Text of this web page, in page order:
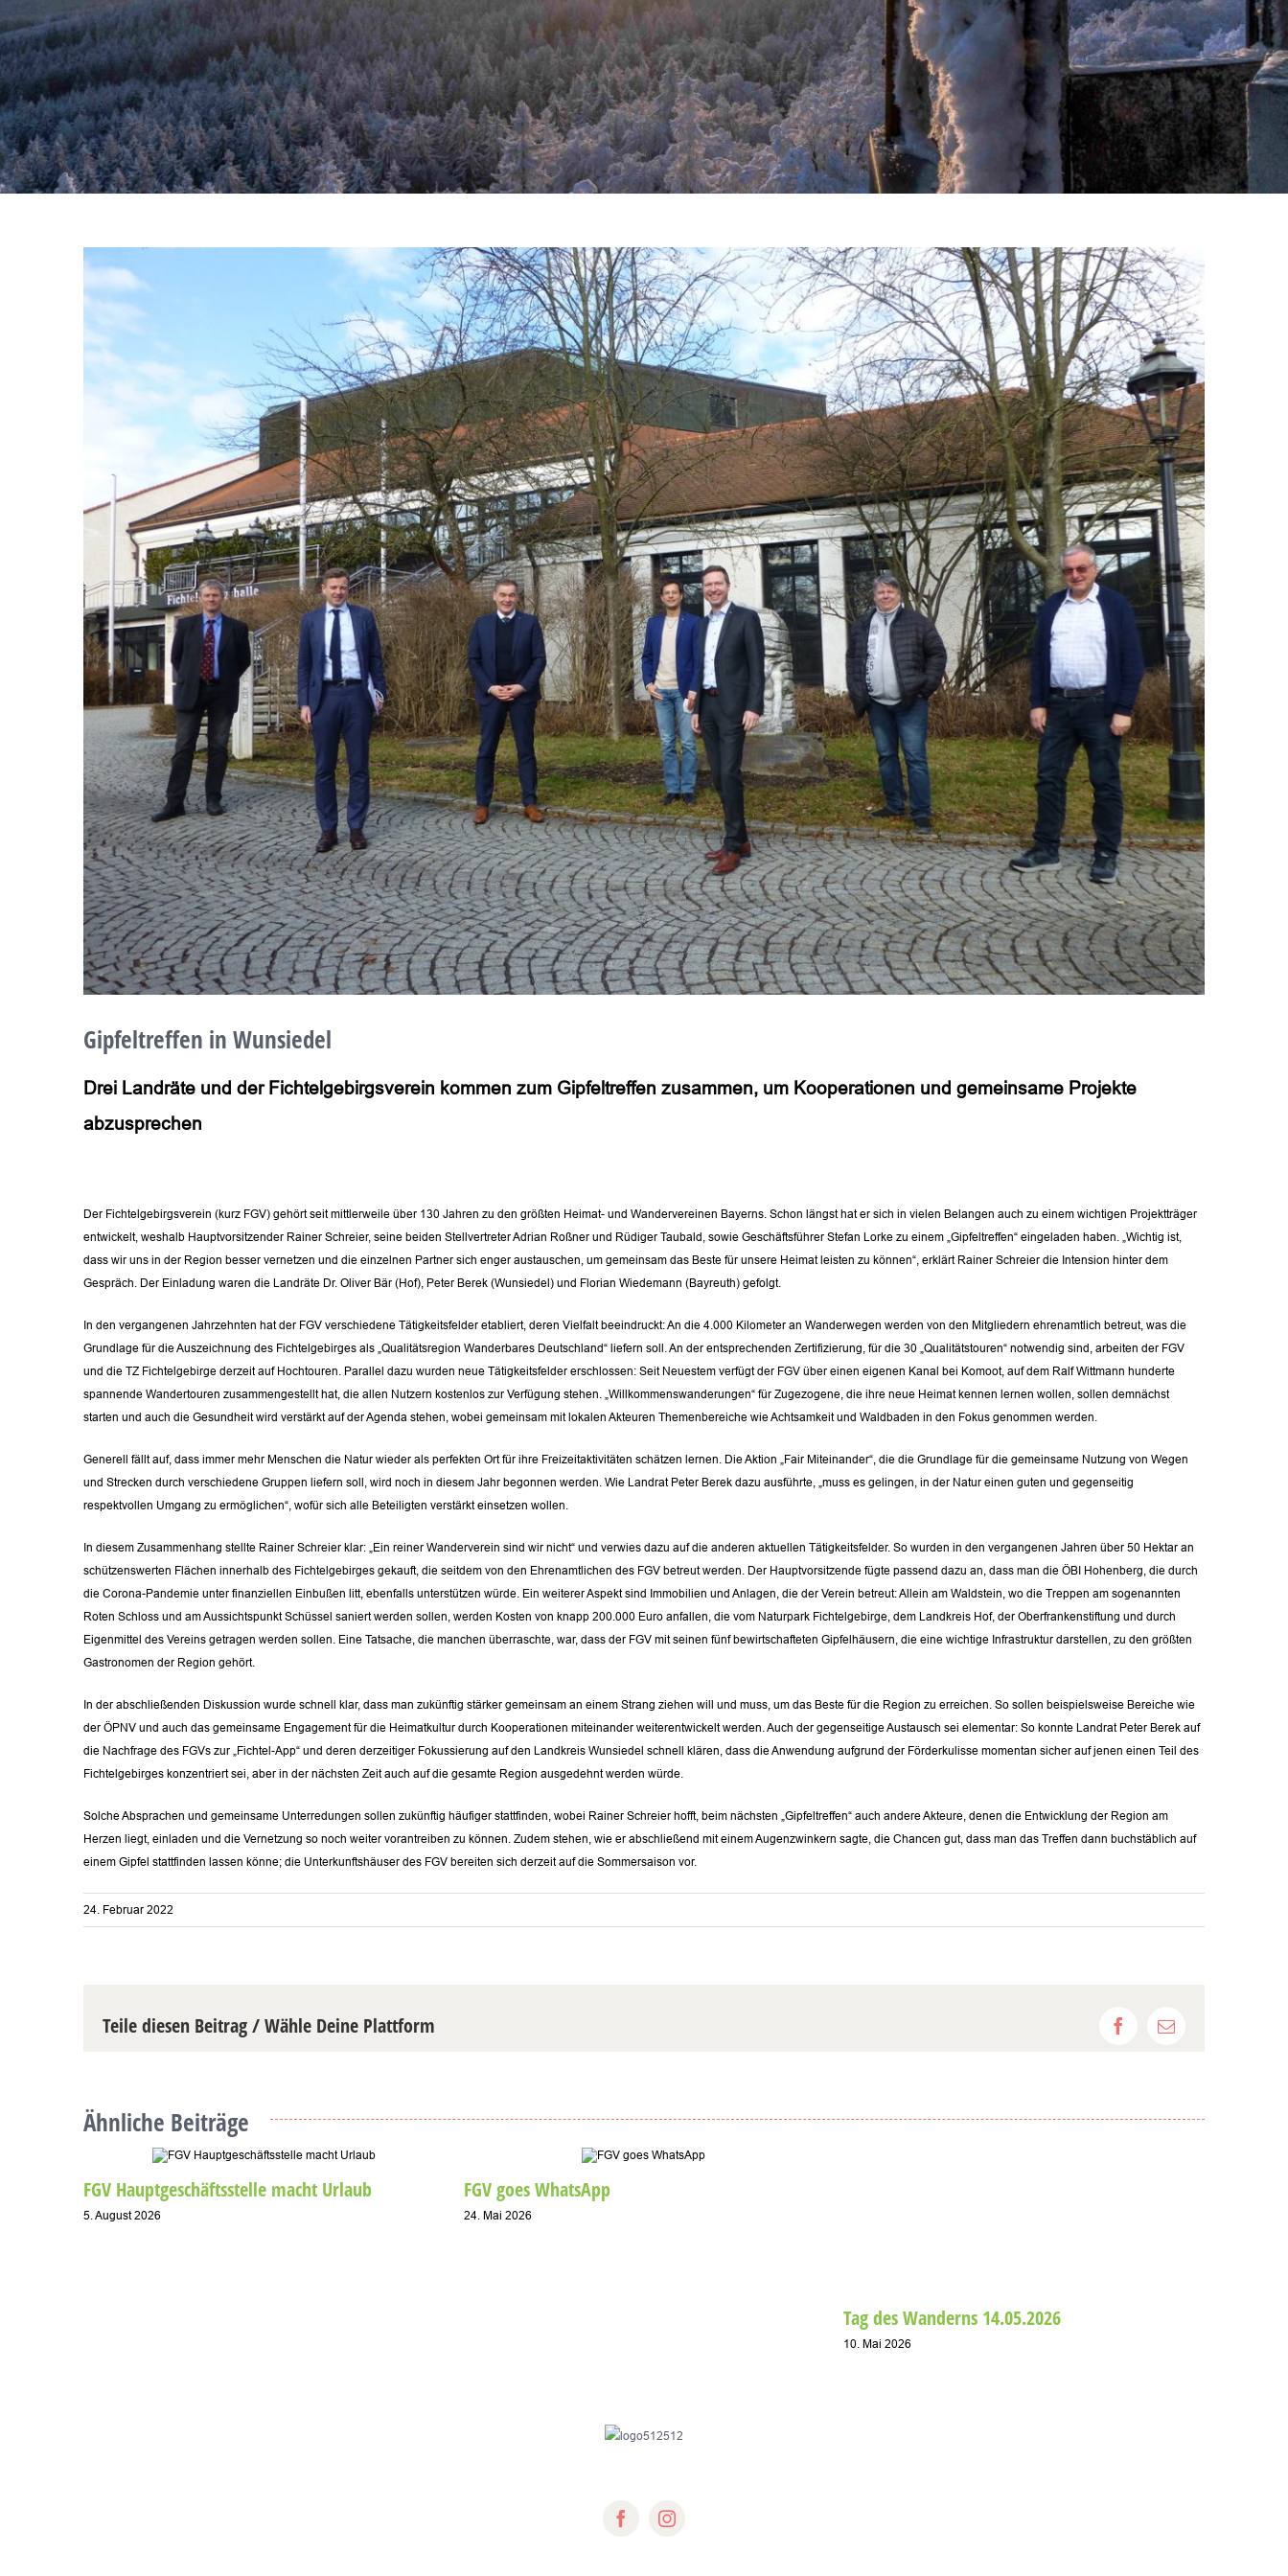
Zeige
Bild
Gipfeltreffen in Wunsiedel
Drei Landräte und der Fichtelgebirgsverein kommen zum Gipfeltreffen zusammen, um Kooperationen und gemeinsame Projekte
abzusprechen
Der Fichtelgebirgsverein (kurz FGV) gehört seit mittlerweile über 130 Jahren zu den größten Heimat- und Wandervereinen Bayerns. Schon längst hat er sich in vielen Belangen auch zu einem wichtigen Projektträger
entwickelt, weshalb Hauptvorsitzender Rainer Schreier, seine beiden Stellvertreter Adrian Roßner und Rüdiger Taubald, sowie Geschäftsführer Stefan Lorke zu einem „Gipfeltreffen“ eingeladen haben. „Wichtig ist,
dass wir uns in der Region besser vernetzen und die einzelnen Partner sich enger austauschen, um gemeinsam das Beste für unsere Heimat leisten zu können“, erklärt Rainer Schreier die Intension hinter dem
Gespräch. Der Einladung waren die Landräte Dr. Oliver Bär (Hof), Peter Berek (Wunsiedel) und Florian Wiedemann (Bayreuth) gefolgt.
In den vergangenen Jahrzehnten hat der FGV verschiedene Tätigkeitsfelder etabliert, deren Vielfalt beeindruckt: An die 4.000 Kilometer an Wanderwegen werden von den Mitgliedern ehrenamtlich betreut, was die
Grundlage für die Auszeichnung des Fichtelgebirges als „Qualitätsregion Wanderbares Deutschland“ liefern soll. An der entsprechenden Zertifizierung, für die 30 „Qualitätstouren“ notwendig sind, arbeiten der FGV
und die TZ Fichtelgebirge derzeit auf Hochtouren. Parallel dazu wurden neue Tätigkeitsfelder erschlossen: Seit Neuestem verfügt der FGV über einen eigenen Kanal bei Komoot, auf dem Ralf Wittmann hunderte
spannende Wandertouren zusammengestellt hat, die allen Nutzern kostenlos zur Verfügung stehen. „Willkommenswanderungen“ für Zugezogene, die ihre neue Heimat kennen lernen wollen, sollen demnächst
starten und auch die Gesundheit wird verstärkt auf der Agenda stehen, wobei gemeinsam mit lokalen Akteuren Themenbereiche wie Achtsamkeit und Waldbaden in den Fokus genommen werden.
Generell fällt auf, dass immer mehr Menschen die Natur wieder als perfekten Ort für ihre Freizeitaktivitäten schätzen lernen. Die Aktion „Fair Miteinander“, die die Grundlage für die gemeinsame Nutzung von Wegen
und Strecken durch verschiedene Gruppen liefern soll, wird noch in diesem Jahr begonnen werden. Wie Landrat Peter Berek dazu ausführte, „muss es gelingen, in der Natur einen guten und gegenseitig
respektvollen Umgang zu ermöglichen“, wofür sich alle Beteiligten verstärkt einsetzen wollen.
In diesem Zusammenhang stellte Rainer Schreier klar: „Ein reiner Wanderverein sind wir nicht“ und verwies dazu auf die anderen aktuellen Tätigkeitsfelder. So wurden in den vergangenen Jahren über 50 Hektar an
schützenswerten Flächen innerhalb des Fichtelgebirges gekauft, die seitdem von den Ehrenamtlichen des FGV betreut werden. Der Hauptvorsitzende fügte passend dazu an, dass man die ÖBI Hohenberg, die durch
die Corona-Pandemie unter finanziellen Einbußen litt, ebenfalls unterstützen würde. Ein weiterer Aspekt sind Immobilien und Anlagen, die der Verein betreut: Allein am Waldstein, wo die Treppen am sogenannten
Roten Schloss und am Aussichtspunkt Schüssel saniert werden sollen, werden Kosten von knapp 200.000 Euro anfallen, die vom Naturpark Fichtelgebirge, dem Landkreis Hof, der Oberfrankenstiftung und durch
Eigenmittel des Vereins getragen werden sollen. Eine Tatsache, die manchen überraschte, war, dass der FGV mit seinen fünf bewirtschafteten Gipfelhäusern, die eine wichtige Infrastruktur darstellen, zu den größten
Gastronomen der Region gehört.
In der abschließenden Diskussion wurde schnell klar, dass man zukünftig stärker gemeinsam an einem Strang ziehen will und muss, um das Beste für die Region zu erreichen. So sollen beispielsweise Bereiche wie
der ÖPNV und auch das gemeinsame Engagement für die Heimatkultur durch Kooperationen miteinander weiterentwickelt werden. Auch der gegenseitige Austausch sei elementar: So konnte Landrat Peter Berek auf
die Nachfrage des FGVs zur „Fichtel-App“ und deren derzeitiger Fokussierung auf den Landkreis Wunsiedel schnell klären, dass die Anwendung aufgrund der Förderkulisse momentan sicher auf jenen einen Teil des
Fichtelgebirges konzentriert sei, aber in der nächsten Zeit auch auf die gesamte Region ausgedehnt werden würde.
Solche Absprachen und gemeinsame Unterredungen sollen zukünftig häufiger stattfinden, wobei Rainer Schreier hofft, beim nächsten „Gipfeltreffen“ auch andere Akteure, denen die Entwicklung der Region am
Herzen liegt, einladen und die Vernetzung so noch weiter vorantreiben zu können. Zudem stehen, wie er abschließend mit einem Augenzwinkern sagte, die Chancen gut, dass man das Treffen dann buchstäblich auf
einem Gipfel stattfinden lassen könne; die Unterkunftshäuser des FGV bereiten sich derzeit auf die Sommersaison vor.
24. Februar 2022
Teile diesen Beitrag / Wähle Deine Plattform Facebook
E-
Ähnliche Beiträge
FGV Hauptgeschäftsstelle macht Urlaub
5. August 2026
FGV goes WhatsApp
24. Mai 2026
Tag des Wanderns 14.05.2026
10. Mai 2026